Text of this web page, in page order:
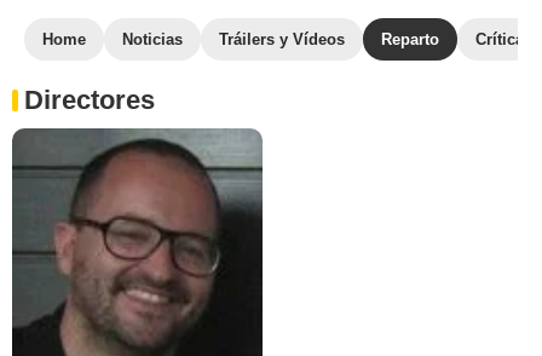
Home Noticias Tráilers y Vídeos Reparto Críticas
Directores